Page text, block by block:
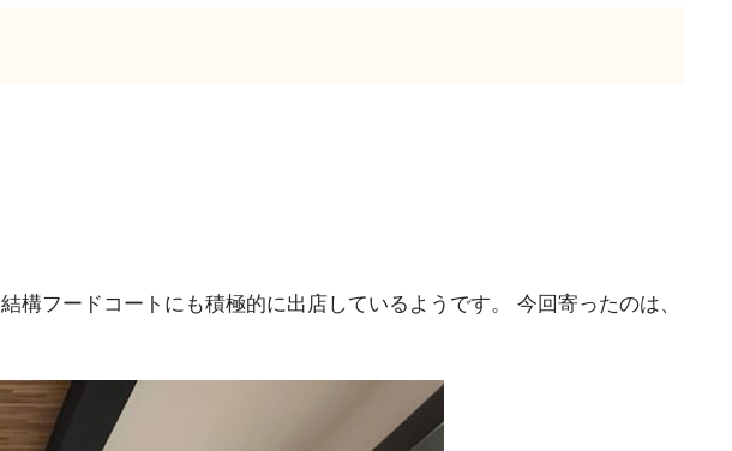
結構フードコートにも積極的に出店しているようです。 今回寄ったのは、